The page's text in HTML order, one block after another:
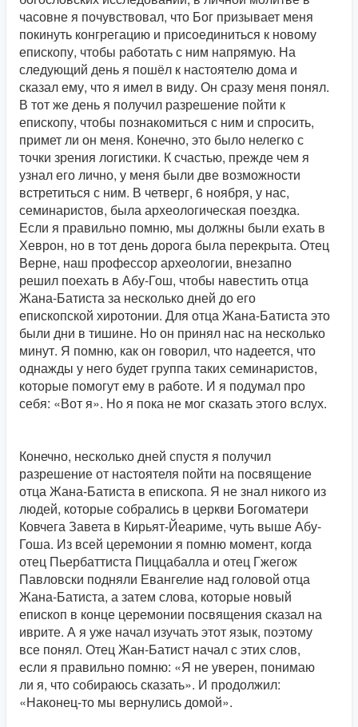
часовне я почувствовал, что Бог призывает меня
покинуть конгрегацию и присоединиться к новому
епископу, чтобы работать с ним напрямую. На
следующий день я пошёл к настоятелю дома и
сказал ему, что я имел в виду. Он сразу меня понял.
В тот же день я получил разрешение пойти к
епископу, чтобы познакомиться с ним и спросить,
примет ли он меня. Конечно, это было нелегко с
точки зрения логистики. К счастью, прежде чем я
узнал его лично, у меня были две возможности
встретиться с ним. В четверг, 6 ноября, у нас,
семинаристов, была археологическая поездка.
Если я правильно помню, мы должны были ехать в
Хеврон, но в тот день дорога была перекрыта. Отец
Верне, наш профессор археологии, внезапно
решил поехать в Абу-Гош, чтобы навестить отца
Жана-Батиста за несколько дней до его
епископской хиротонии. Для отца Жана-Батиста это
были дни в тишине. Но он принял нас на несколько
минут. Я помню, как он говорил, что надеется, что
однажды у него будет группа таких семинаристов,
которые помогут ему в работе. И я подумал про
себя: «Вот я». Но я пока не мог сказать этого вслух.
Конечно, несколько дней спустя я получил
разрешение от настоятеля пойти на посвящение
отца Жана-Батиста в епископа. Я не знал никого из
людей, которые собрались в церкви Богоматери
Ковчега Завета в Кирьят-Йеариме, чуть выше Абу-
Гоша. Из всей церемонии я помню момент, когда
отец Пьербаттиста Пиццабалла и отец Гжегож
Павловски подняли Евангелие над головой отца
Жана-Батиста, а затем слова, которые новый
епископ в конце церемонии посвящения сказал на
иврите. А я уже начал изучать этот язык, поэтому
все понял. Отец Жан-Батист начал с этих слов,
если я правильно помню: «Я не уверен, понимаю
ли я, что собираюсь сказать». И продолжил:
«Наконец-то мы вернулись домой».